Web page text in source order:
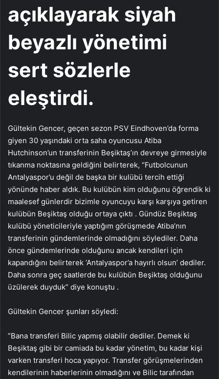
açıklayarak siyah
beyazlı yönetimi
sert sözlerle
eleştirdi.
Gültekin Gencer, geçen sezon PSV Eindhoven’da forma
giyen 30 yaşındaki orta saha oyuncusu Atiba
Hutchinson’un transferinin Beşiktaş’ın devreye girmesiyle
tıkanma noktasına geldiğini belirterek, “Futbolcunun
Antalyaspor’u değil de başka bir kulübü tercih ettiği
yönünde haber aldık. Bu kulübün kim olduğunu öğrendik ki
maalesef günlerdir bizimle oyuncuyu karşı karşıya getiren
kulübün Beşiktaş olduğu ortaya çıktı . Gündüz Beşiktaş
kulübü yöneticileriyle yaptığım görüşmede Atiba’nın
transferinin gündemlerinde olmadığını söylediler. Daha
önce gündemlerinde olduğunu ancak kendileri için
kapandığını belirterek ‘Antalyaspor’a hayırlı olsun’ dediler.
Daha sonra geç saatlerde bu kulübün Beşiktaş olduğunu
üzülerek duyduk” diye konuştu .
Gültekin Gencer şunları söyledi:
”Bana transferi Bilic yapmış olabilir dediler. Demek ki
Beşiktaş gibi bir camiada bu kadar yönetim, bu kadar kişi
varken transferi hoca yapıyor. Transfer görüşmelerinden
kendilerinin haberlerinin olmadığını ve Bilic tarafından